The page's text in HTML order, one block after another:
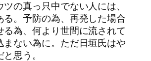
ツの真っ只中でない人には、
る。予防の為、再発した場合
る為、何より世間に流されて
まない為に。ただ日垣氏はや
思う。